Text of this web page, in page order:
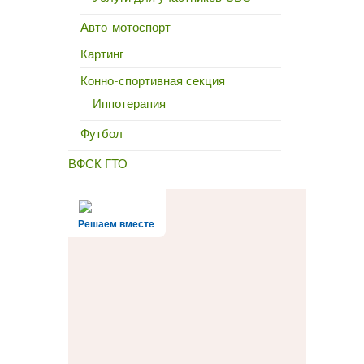
Авто-мотоспорт
Картинг
Конно-спортивная секция
Иппотерапия
Футбол
ВФСК ГТО
Решаем вместе